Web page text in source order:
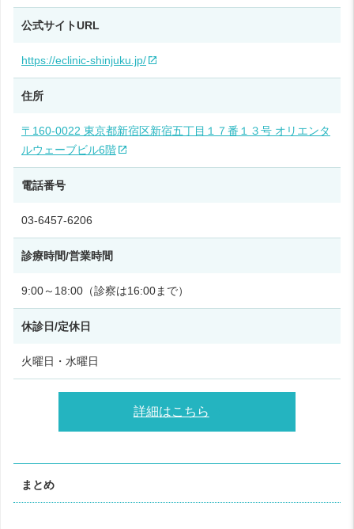
公式サイトURL
https://eclinic-shinjuku.jp/
住所
〒160-0022 東京都新宿区新宿五丁目１７番１３号 オリエンタ
ルウェーブビル6階
電話番号
03-6457-6206
診療時間/営業時間
9:00～18:00（診察は16:00まで）
休診日/定休日
火曜日・水曜日
詳細はこちら
まとめ